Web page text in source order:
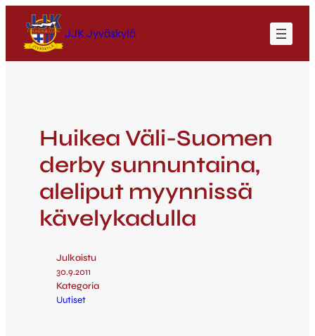
JJK Jyväskylä
Huikea Väli-Suomen
derby sunnuntaina,
aleliput myynnissä
kävelykadulla
Julkaistu
30.9.2011
Kategoria
Uutiset